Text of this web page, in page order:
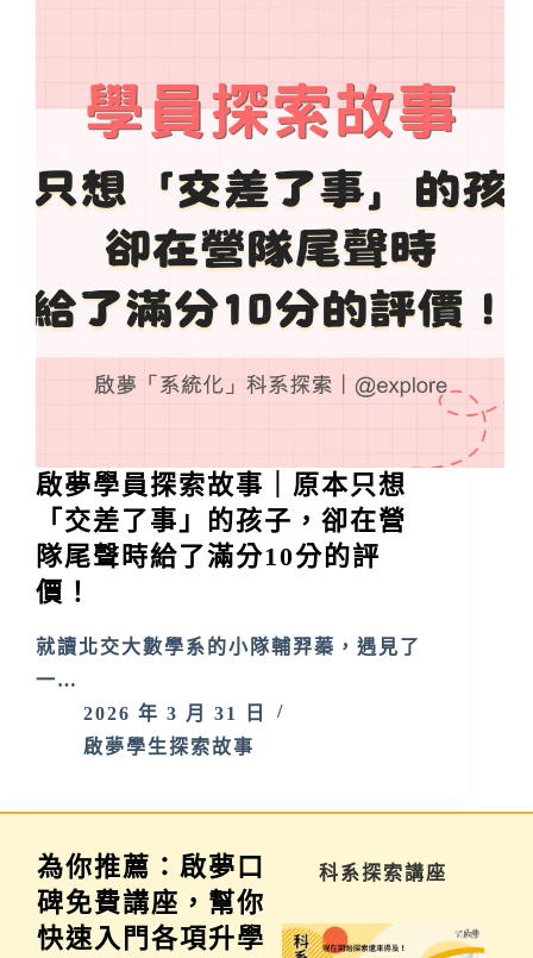
啟夢學員探索故事｜原本只想
「交差了事」的孩子，卻在營
隊尾聲時給了滿分10分的評
價！
就讀北交大數學系的小隊輔羿蓁，遇見了
一…
2026 年 3 月 31 日
啟夢學生探索故事
為你推薦：啟夢口
碑免費講座，幫你
快速入門各項升學
學習歷程說明會 科系探索講座